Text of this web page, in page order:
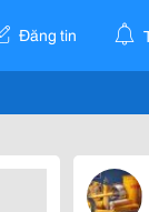
Đăng tin